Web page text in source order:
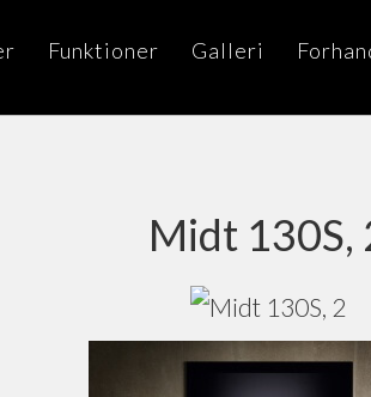
Funktioner Galleri
Midt 130S,